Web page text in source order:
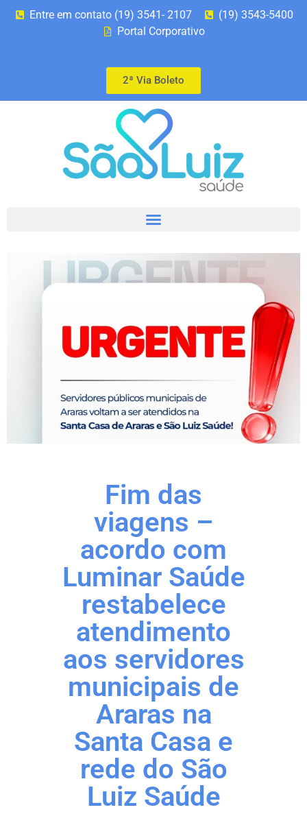
Entre em contato (19) 3541- 2107
(19) 3543-5400
Portal Corporativo
2ª Via Boleto
Fim das
viagens –
acordo com
Luminar Saúde
restabelece
atendimento
aos servidores
municipais de
Araras na
Santa Casa e
rede do São
Luiz Saúde